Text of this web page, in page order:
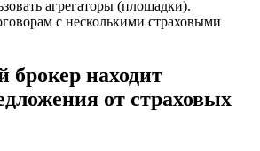
агрегаторы (площадки).
с несколькими страховыми
брокер находит
от страховых